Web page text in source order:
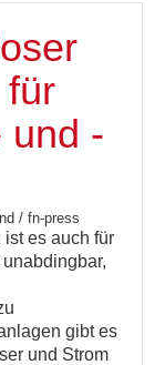
für
und -
/ fn-press
es auch für
gibt es
und Strom